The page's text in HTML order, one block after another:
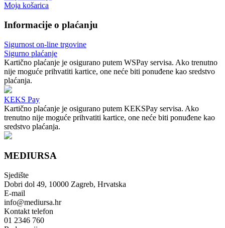
Moja košarica
Informacije o plaćanju
Sigurnost on-line trgovine
Sigurno plaćanje
Kartično plaćanje je osigurano putem WSPay servisa. Ako trenutno
nije moguće prihvatiti kartice, one neće biti ponuđene kao sredstvo
plaćanja.
KEKS Pay
Kartično plaćanje je osigurano putem KEKSPay servisa. Ako
trenutno nije moguće prihvatiti kartice, one neće biti ponuđene kao
sredstvo plaćanja.
MEDIURSA
Sjedište
Dobri dol 49, 10000 Zagreb, Hrvatska
E-mail
info@mediursa.hr
Kontakt telefon
01 2346 760